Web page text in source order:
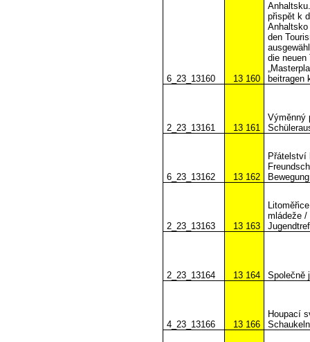
6_23_13160 13 160
přispět k
Anhaltsko
den
die neuen
beitragen
2_23_13161 13 161
Výměnný
6_23_13162 13 162
Přátelství
Bewegung
2_23_13163 13 163
mládeže /
2_23_13164 13 164 Společně
4_23_13166 13 166
Houpací